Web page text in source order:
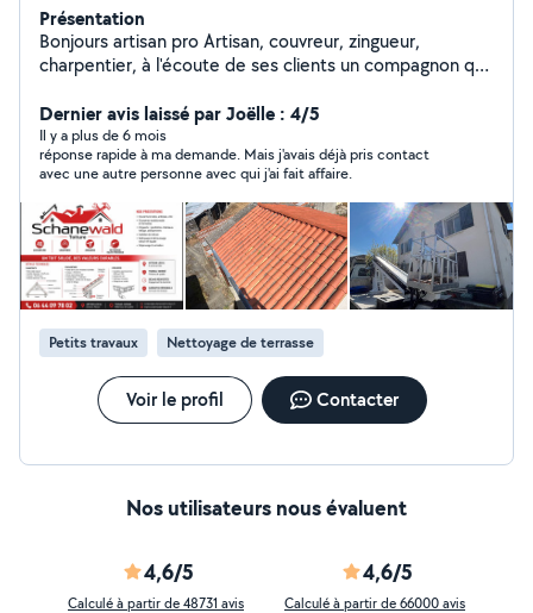
Présentation
Bonjours artisan pro Artisan, couvreur, zingueur,
charpentier, à l'écoute de ses clients un compagnon qui
dans toute l'Occitanie Déplacement rapide et efficace.
Devis rapidement effectué disponible 24/24 7/7
N'hésitez pas à me contacter
Dernier avis laissé par Joëlle : 4/5
Il y a plus de 6 mois
réponse rapide à ma demande. Mais j'avais déjà pris contact
avec une autre personne avec qui j'ai fait affaire.
Petits travaux Nettoyage de terrasse
Voir le profil Contacter
Nos utilisateurs nous évaluent
4,6/5
Calculé à partir de 48731 avis
4,6/5
Calculé à partir de 66000 avis